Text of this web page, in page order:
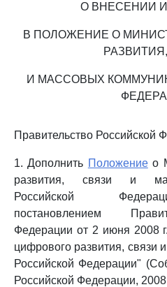
О ВНЕСЕНИИ
В ПОЛОЖЕНИЕ О
И МАССОВЫХ
Правительство Российской
1. Дополнить Положениео
развития, связи и
Российской
постановлением
Федерации от 2 июня 2008
цифрового развития, связи
Российской Федерации"
Российской Федерации,